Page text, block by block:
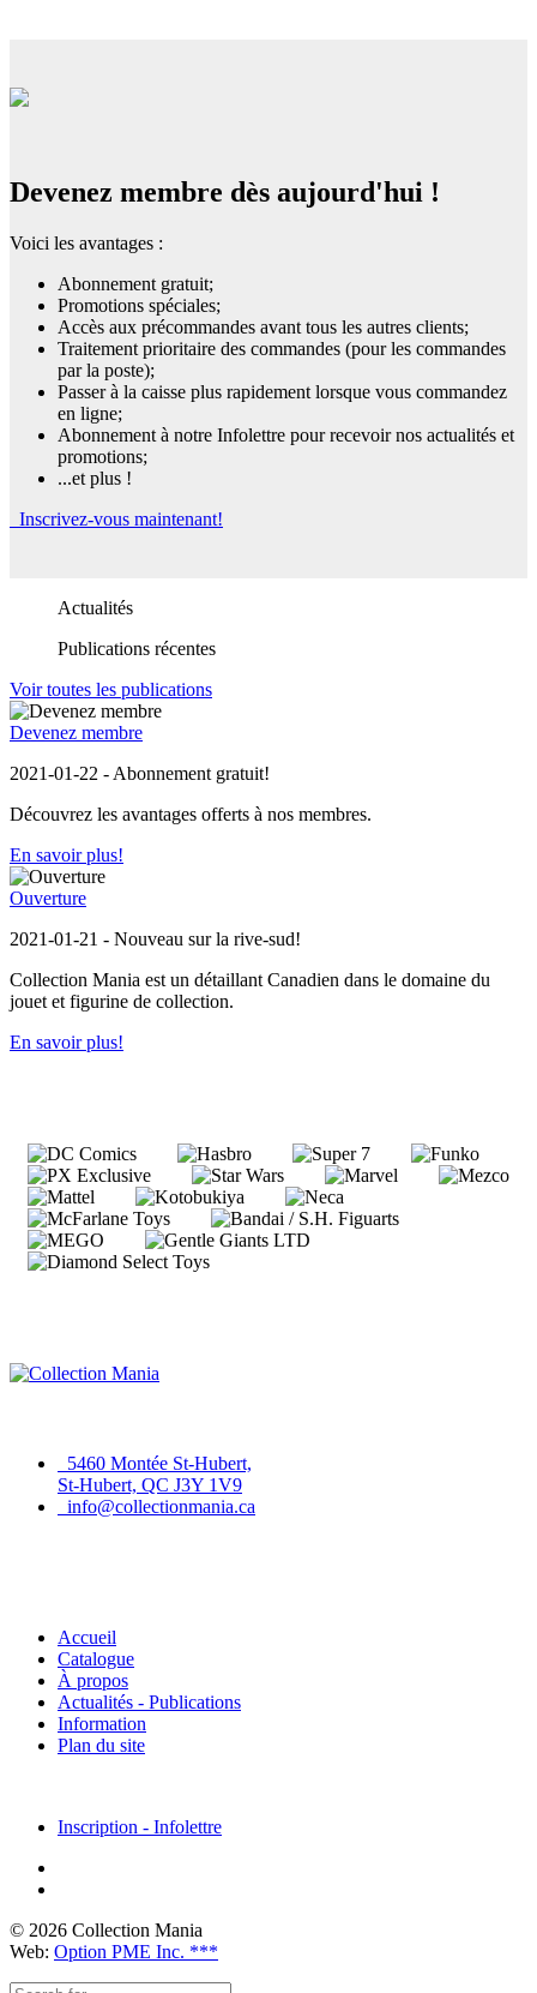
Devenez membre dès aujourd'hui !
Voici les avantages :
Abonnement gratuit;
Promotions spéciales;
Accès aux précommandes avant tous les autres clients;
Traitement prioritaire des commandes (pour les commandes
par la poste);
Passer à la caisse plus rapidement lorsque vous commandez
en ligne;
Abonnement à notre Infolettre pour recevoir nos actualités et
promotions;
...et plus !
Inscrivez-vous maintenant!
Actualités
Publications récentes
Voir toutes les publications
Devenez membre
2021-01-22 - Abonnement gratuit!
Découvrez les avantages offerts à nos membres.
En savoir plus!
Ouverture
2021-01-21 - Nouveau sur la rive-sud!
Collection Mania est un détaillant Canadien dans le domaine du
jouet et figurine de collection.
En savoir plus!
5460 Montée St-Hubert,
St-Hubert, QC J3Y 1V9
info@collectionmania.ca
Accueil
Catalogue
À propos
Actualités - Publications
Information
Plan du site
Inscription - Infolettre
© 2026 Collection Mania
Web: Option PME Inc. ***